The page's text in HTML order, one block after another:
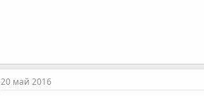
20 май 2016